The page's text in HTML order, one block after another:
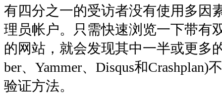
有四分之一的受访者没有使用多因
理员帐户。只需快速浏览一下带有
的网站，就会发现其中一半或更多
ber、Yammer、Disqus和
验证方法。